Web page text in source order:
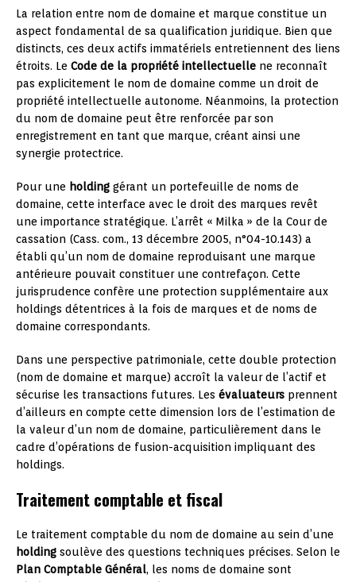
La relation entre nom de domaine et marque constitue un
aspect fondamental de sa qualification juridique. Bien que
distincts, ces deux actifs immatériels entretiennent des liens
étroits. Le Code de la propriété intellectuelle ne reconnaît
pas explicitement le nom de domaine comme un droit de
propriété intellectuelle autonome. Néanmoins, la protection
du nom de domaine peut être renforcée par son
enregistrement en tant que marque, créant ainsi une
synergie protectrice.
Pour une holding gérant un portefeuille de noms de
domaine, cette interface avec le droit des marques revêt
une importance stratégique. L’arrêt « Milka » de la Cour de
cassation (Cass. com., 13 décembre 2005, n°04-10.143) a
établi qu’un nom de domaine reproduisant une marque
antérieure pouvait constituer une contrefaçon. Cette
jurisprudence confère une protection supplémentaire aux
holdings détentrices à la fois de marques et de noms de
domaine correspondants.
Dans une perspective patrimoniale, cette double protection
(nom de domaine et marque) accroît la valeur de l’actif et
sécurise les transactions futures. Les évaluateurs prennent
d’ailleurs en compte cette dimension lors de l’estimation de
la valeur d’un nom de domaine, particulièrement dans le
cadre d’opérations de fusion-acquisition impliquant des
holdings.
Traitement comptable et fiscal
Le traitement comptable du nom de domaine au sein d’une
holding soulève des questions techniques précises. Selon le
Plan Comptable Général, les noms de domaine sont